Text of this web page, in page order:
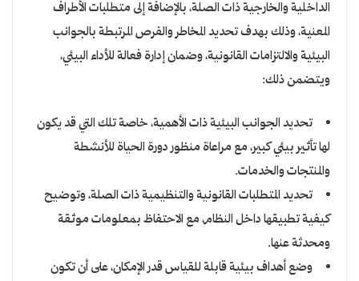
الداخلية والخارجية ذات الصلة، بالإضافة إلى متطلبات الأطراف
المعنية، وذلك بهدف تحديد المخاطر والفرص المرتبطة بالجوانب
البيئية والالتزامات القانونية، وضمان إدارة فعالة للأداء البيئي،
ويتضمن ذلك:
تحديد الجوانب البيئية ذات الأهمية، خاصة تلك التي قد يكون
لها تأثير بيئي كبير، مع مراعاة منظور دورة الحياة للأنشطة
والمنتجات والخدمات.
تحديد المتطلبات القانونية والتنظيمية ذات الصلة، وتوضيح
كيفية تطبيقها داخل النظام، مع الاحتفاظ بمعلومات موثقة
ومحدثة عنها.
وضع أهداف بيئية قابلة للقياس قدر الإمكان، على أن تكون